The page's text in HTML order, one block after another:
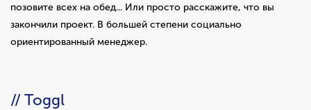
позовите всех на обед... Или просто расскажите, что вы
закончили проект. В большей степени социально
ориентированный менеджер.
// Toggl